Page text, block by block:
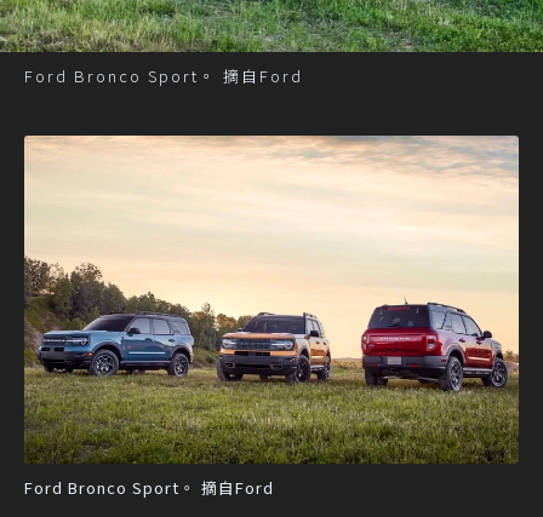
Ford Bronco Sport。 摘自Ford
Ford Bronco Sport。 摘自Ford